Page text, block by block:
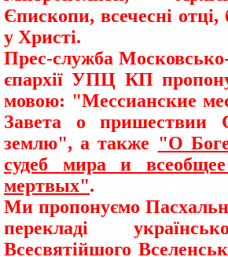
Єпископи, всечесні отці,
у Христі.
Прес-служба
єпархії УПЦ КП
мовою: "Мессианские
Завета о пришествии
землю", а также "О
судеб мира и всеобщее
мертвых".
Ми пропонуємо
перекладі
Всесвятійшого